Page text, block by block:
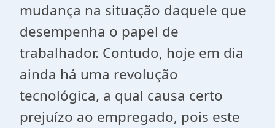
mudança na situação daquele que
desempenha o papel de
trabalhador. Contudo, hoje em dia
ainda há uma revolução
tecnológica, a qual causa certo
prejuízo ao empregado, pois este